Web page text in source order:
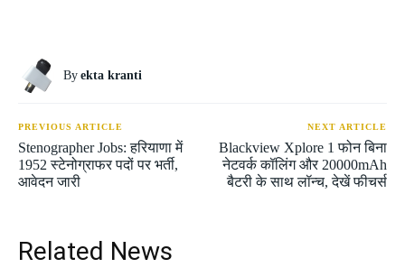
By ekta kranti
PREVIOUS ARTICLE
Stenographer Jobs: हरियाणा में
1952 स्टेनोग्राफर पदों पर भर्ती,
आवेदन जारी
NEXT ARTICLE
Blackview Xplore 1 फोन बिना
नेटवर्क कॉलिंग और 20000mAh
बैटरी के साथ लॉन्च, देखें फीचर्स
Related News